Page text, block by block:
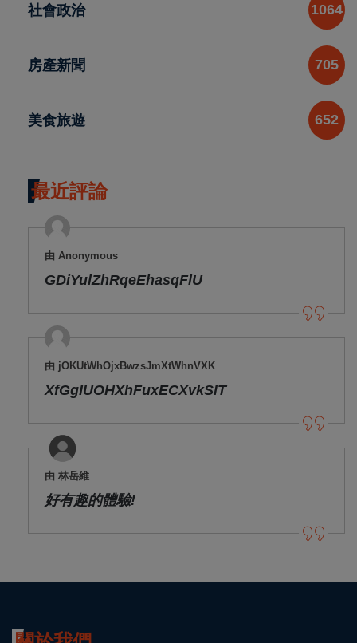
社會政治 1064
房產新聞 705
美食旅遊 652
最近評論
由 Anonymous
GDiYulZhRqeEhasqFlU
由 jOKUtWhOjxBwzsJmXtWhnVXK
XfGgIUOHXhFuxECXvkSlT
由 林岳維
好有趣的體驗!